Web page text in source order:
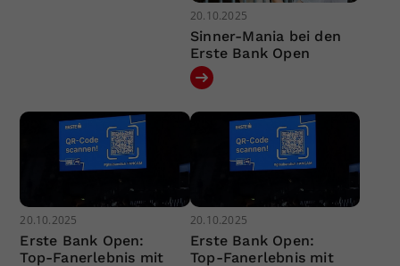
20.10.2025
Sinner-Mania bei den
Erste Bank Open
20.10.2025
Erste Bank Open:
Top-Fanerlebnis mit
20.10.2025
Erste Bank Open:
Top-Fanerlebnis mit